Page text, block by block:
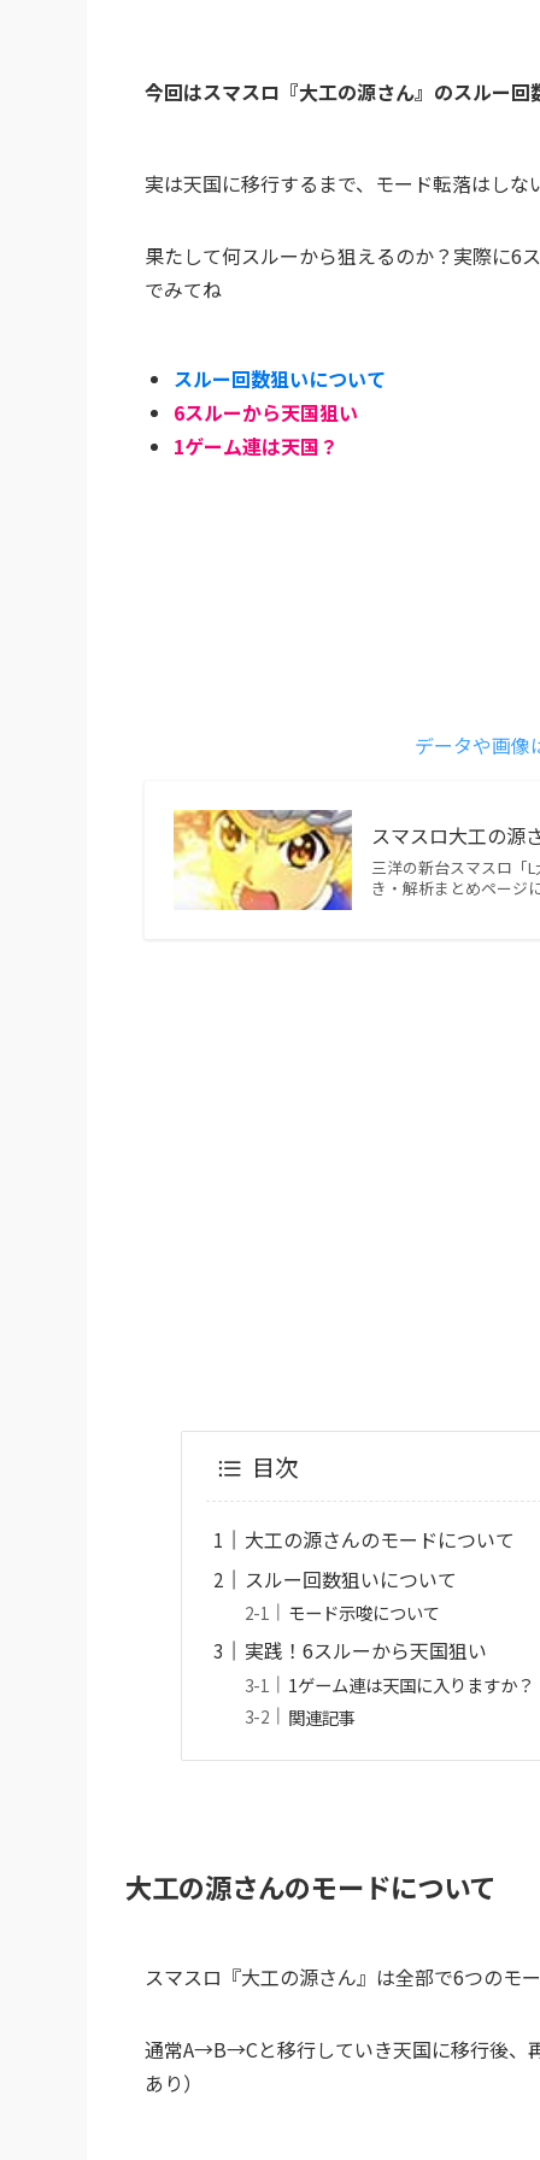
今回はスマスロ『大工の源さん』のスルー回
実は天国に移行するまで、モード転落はし
果たして何スルーから狙えるのか？実際に6
でみてね
スルー回数狙いについて
6スルーから天国狙い
1ゲーム連は天国？
データや画像
スマスロ大工の源
三洋の新台スマスロ「
き・解析まとめページ
目次
大工の源さんのモードについて
スルー回数狙いについて
モード示唆について
実践！6スルーから天国狙い
1ゲーム連は天国に入りますか？
関連記事
大工の源さんのモードについて
スマスロ『大工の源さん』は全部で6つのモ
通常A→B→Cと移行していき天国に移行後、
あり）